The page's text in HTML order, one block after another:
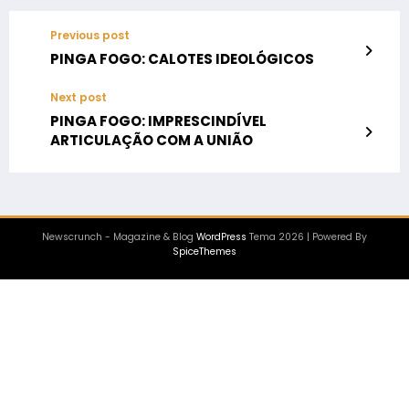
Previous post
PINGA FOGO: CALOTES IDEOLÓGICOS
Next post
PINGA FOGO: IMPRESCINDÍVEL
ARTICULAÇÃO COM A UNIÃO
Newscrunch - Magazine & Blog WordPress Tema 2026 | Powered By
SpiceThemes